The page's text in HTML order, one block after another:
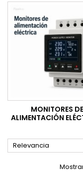
MONITORES DE
ALIMENTACIÓN
Relevancia